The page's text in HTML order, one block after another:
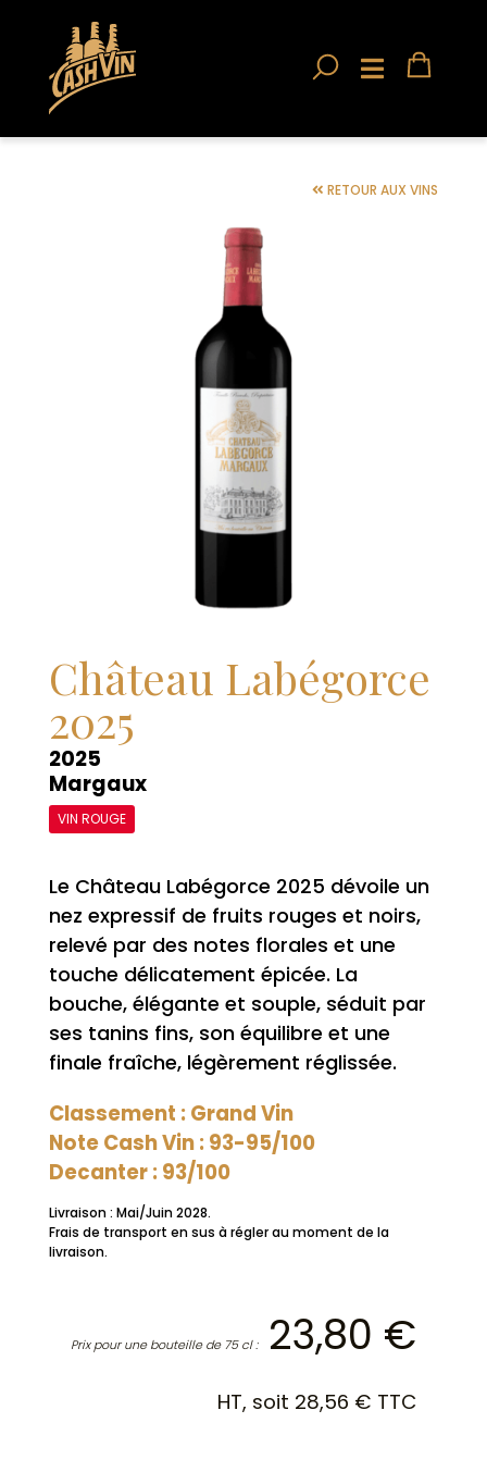
RETOUR AUX VINS
Château Labégorce
2025
2025
Margaux
VIN ROUGE
Le Château Labégorce 2025 dévoile un
nez expressif de fruits rouges et noirs,
relevé par des notes florales et une
touche délicatement épicée. La
bouche, élégante et souple, séduit par
ses tanins fins, son équilibre et une
finale fraîche, légèrement réglissée.
Classement : Grand Vin
Note Cash Vin : 93-95/100
Decanter : 93/100
Livraison : Mai/Juin 2028.
Frais de transport en sus à régler au moment de la
livraison.
Prix pour une bouteille de 75 cl : 23,80 €
HT, soit 28,56 € TTC